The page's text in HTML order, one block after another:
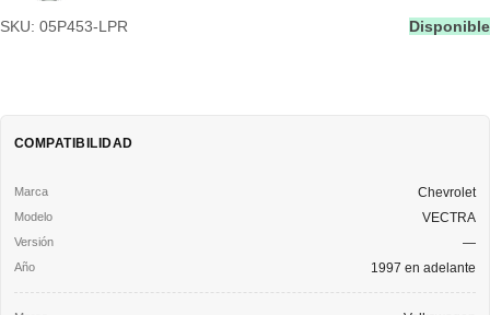
SKU: 05P453-LPR Disponible
COMPATIBILIDAD
Chevrolet
VECTRA
—
1997 en adelante